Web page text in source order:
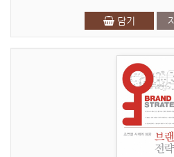
담기